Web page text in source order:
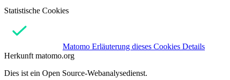
Statistische Cookies
Matomo Erläuterung dieses Cookies Details
Herkunft matomo.org
Dies ist ein Open Source-Webanalysedienst.